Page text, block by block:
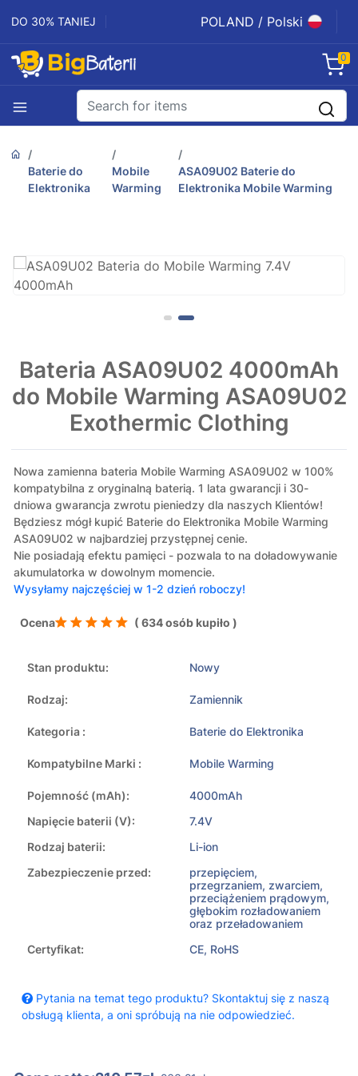
DO 30% TANIEJ POLAND / Polski
0
Baterie do
Elektronika
Mobile
Warming
ASA09U02 Baterie do
Elektronika Mobile Warming
Bateria ASA09U02 4000mAh
do Mobile Warming ASA09U02
Exothermic Clothing
Nowa zamienna bateria Mobile Warming ASA09U02 w 100%
kompatybilna z oryginalną baterią. 1 lata gwarancji i 30-
dniowa gwarancja zwrotu pieniedzy dla naszych Klientów!
Będziesz mógł kupić Baterie do Elektronika Mobile Warming
ASA09U02 w najbardziej przystępnej cenie.
Nie posiadają efektu pamięci - pozwala to na doładowywanie
akumulatorka w dowolnym momencie.
Wysyłamy najczęściej w 1-2 dzień roboczy!
Ocena ( 634 osób kupiło )
Stan produktu: Nowy
Rodzaj: Zamiennik
Kategoria : Baterie do Elektronika
Kompatybilne Marki : Mobile Warming
Pojemność (mAh):
4000mAh
Napięcie baterii (V):
7.4V
Rodzaj baterii:
Li-ion
Zabezpieczenie przed:
przepięciem,
przegrzaniem, zwarciem,
przeciążeniem prądowym,
głębokim rozładowaniem
oraz przeładowaniem
Certyfikat:
CE, RoHS
Pytania na temat tego produktu? Skontaktuj się z naszą
obsługą klienta, a oni spróbują na nie odpowiedzieć.